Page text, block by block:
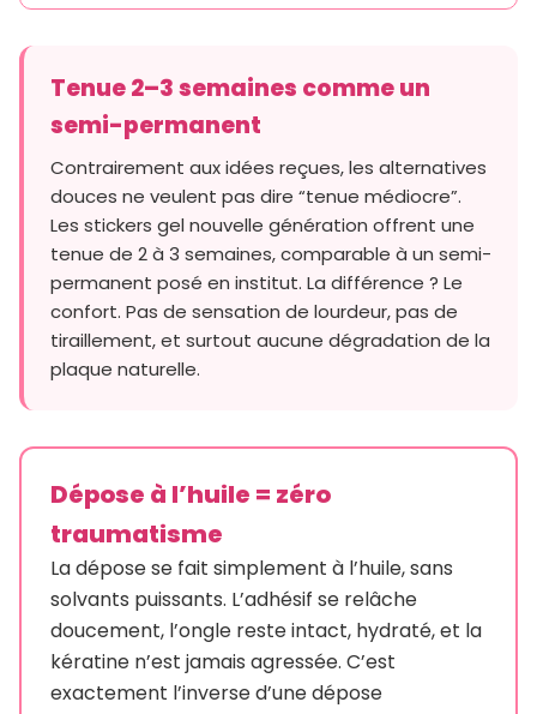
Tenue 2–3 semaines comme un
semi-permanent
Contrairement aux idées reçues, les alternatives
douces ne veulent pas dire “tenue médiocre”.
Les stickers gel nouvelle génération offrent une
tenue de 2 à 3 semaines, comparable à un semi-
permanent posé en institut. La différence ? Le
confort. Pas de sensation de lourdeur, pas de
tiraillement, et surtout aucune dégradation de la
plaque naturelle.
Dépose à l’huile = zéro
traumatisme
La dépose se fait simplement à l’huile, sans
solvants puissants. L’adhésif se relâche
doucement, l’ongle reste intact, hydraté, et la
kératine n’est jamais agressée. C’est
exactement l’inverse d’une dépose